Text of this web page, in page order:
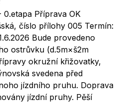
0.etapa Příprava OK
číslo přílohy 005 Termín:
Bude provedeno
ostrůvku (d.5m×š2m
okružní křižovatky,
svedena před
jízdního pruhu. Doprava
jízdní pruhy. Pěší